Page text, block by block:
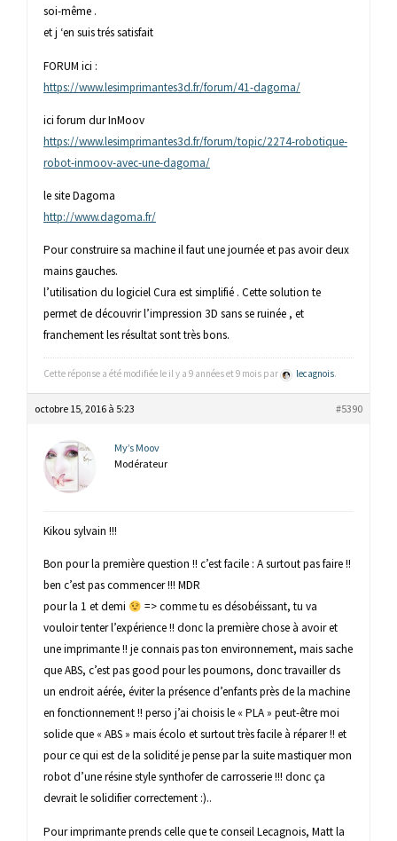
soi-même .
et j ‘en suis trés satisfait
FORUM ici :
https://www.lesimprimantes3d.fr/forum/41-dagoma/
ici forum dur InMoov
https://www.lesimprimantes3d.fr/forum/topic/2274-robotique-
robot-inmoov-avec-une-dagoma/
le site Dagoma
http://www.dagoma.fr/
Pour construire sa machine il faut une journée et pas avoir deux
mains gauches.
l’utilisation du logiciel Cura est simplifié . Cette solution te
permet de découvrir l’impression 3D sans se ruinée , et
franchement les résultat sont très bons.
Cette réponse a été modifiée le il y a 9 années et 9 mois par lecagnois.
octobre 15, 2016 à 5:23 #5390
My’s Moov
Modérateur
Kikou sylvain !!!
Bon pour la première question !! c’est facile : A surtout pas faire !!
ben c’est pas commencer !!! MDR
pour la 1 et demi
=> comme tu es désobéissant, tu va
vouloir tenter l’expérience !! donc la première chose à avoir et
une imprimante !! je connais pas ton environnement, mais sache
que ABS, c’est pas good pour les poumons, donc travailler ds
un endroit aérée, éviter la présence d’enfants près de la machine
en fonctionnement !! perso j’ai choisis le « PLA » peut-être moi
solide que « ABS » mais écolo et surtout très facile à réparer !! et
pour ce qui est de la solidité je pense par la suite mastiquer mon
robot d’une résine style synthofer de carrosserie !!! donc ça
devrait le solidifier correctement :)..
Pour imprimante prends celle que te conseil Lecagnois, Matt la